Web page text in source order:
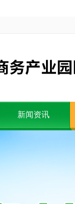
新闻资讯